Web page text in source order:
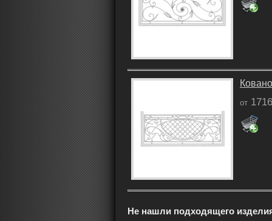
от
Не нашли подходящего